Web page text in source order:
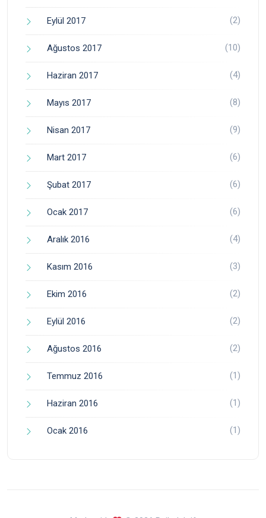
Eylül 2017 (2)
Ağustos 2017 (10)
Haziran 2017 (4)
Mayıs 2017 (8)
Nisan 2017 (9)
Mart 2017 (6)
Şubat 2017 (6)
Ocak 2017 (6)
Aralık 2016 (4)
Kasım 2016 (3)
Ekim 2016 (2)
Eylül 2016 (2)
Ağustos 2016 (2)
Temmuz 2016 (1)
Haziran 2016 (1)
Ocak 2016 (1)